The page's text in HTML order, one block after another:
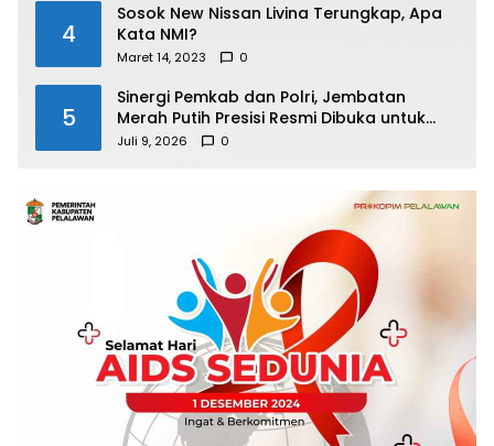
4
Sosok New Nissan Livina Terungkap, Apa
Kata NMI?
Maret 14, 2023 0
5
Sinergi Pemkab dan Polri, Jembatan
Merah Putih Presisi Resmi Dibuka untuk
Masyarakat Desa Rangsang
Juli 9, 2026 0